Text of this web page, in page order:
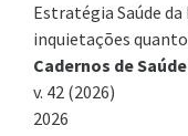
Estratégia Saúde
inquietações
Cadernos de
v. 42 (2026)
2026